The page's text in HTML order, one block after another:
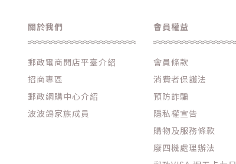
關於我們
郵政電商開店平臺介紹
招商專區
郵政網購中心介紹
波波鴿家族成員
會員權益
會員條款
消費者保護法
預防詐騙
隱私權宣告
購物及服務條款
廢四機處理辦法